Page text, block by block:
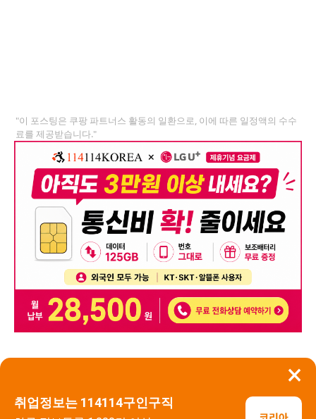
×
취업정보는 114114구인구직
"이 포스팅은 쿠팡 파트너스 활동의 일환으로, 이에 따른 일정액의 수수
료를 제공받습니다."